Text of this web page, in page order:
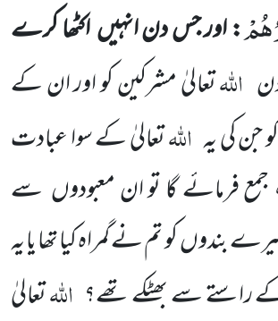
: اور جس دن انہیں اکٹھا کرے
اللہتعالیٰ مشرکین کو اور ان کے
جن کی یہ اللہتعالیٰ کے سوا عبادت
فرمائے گا تو ان معبودوں سے
بندوں کو تم نے گمراہ کیا تھا یا یہ
راستے سے بھٹکے تھے؟ اللہتعالیٰ